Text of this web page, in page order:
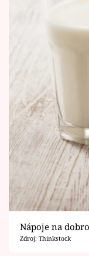
Nápoje na
Zdroj: Thinkstock